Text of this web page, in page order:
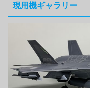
現用機ギャラリー